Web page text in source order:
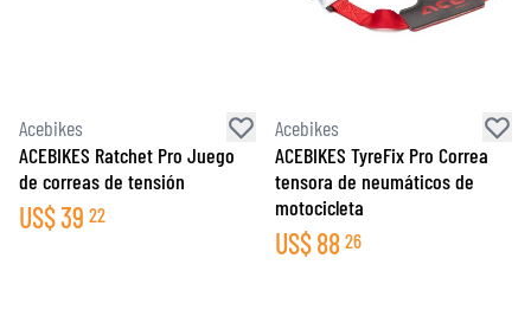
Acebikes
ACEBIKES Ratchet Pro Juego
de correas de tensión
US$39 22
Acebikes
ACEBIKES TyreFix Pro Correa
tensora de neumáticos de
motocicleta
US$88 26